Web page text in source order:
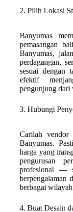
2. Pilih Lokasi
Banyumas
pemasangan
Banyumas,
perdagangan,
sesuai dengan
efektif
pengunjung dari
3. Hubungi
Carilah vendor
Banyumas.
harga yang
pengurusan
profesional —
berpengalaman
berbagai
4. Buat Desain